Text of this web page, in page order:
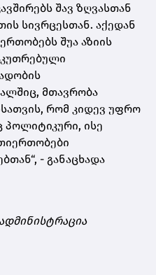
შავ ზღვასთან
სივრცესთან. აქედან
შუა აზიის
მთავრობა
რომ კიდევ უფრო
პოლიტიკური, ისე
- განაცხადა